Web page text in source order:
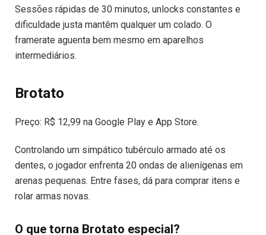
Sessões rápidas de 30 minutos, unlocks constantes e
dificuldade justa mantêm qualquer um colado. O
framerate aguenta bem mesmo em aparelhos
intermediários.
Brotato
Preço: R$ 12,99 na Google Play e App Store.
Controlando um simpático tubérculo armado até os
dentes, o jogador enfrenta 20 ondas de alienígenas em
arenas pequenas. Entre fases, dá para comprar itens e
rolar armas novas.
O que torna Brotato especial?